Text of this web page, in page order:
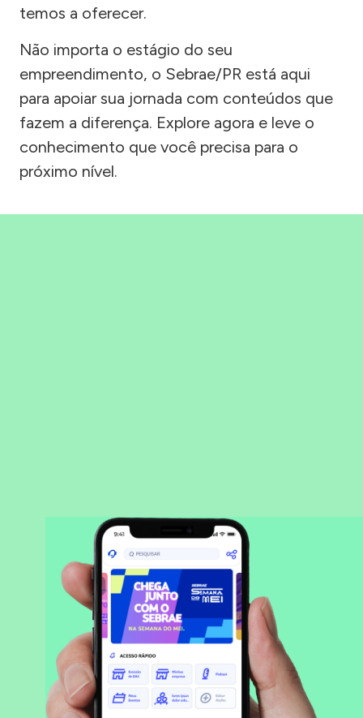
temos a oferecer.
Não importa o estágio do seu
empreendimento, o Sebrae/PR está aqui
para apoiar sua jornada com conteúdos que
fazem a diferença. Explore agora e leve o
conhecimento que você precisa para o
próximo nível.